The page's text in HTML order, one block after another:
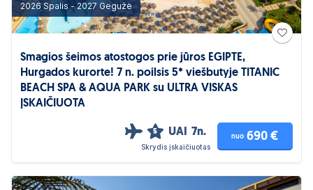
2026 Spalis - 2027 Gegužė
Smagios šeimos atostogos prie jūros EGIPTE,
Hurgados kurorte! 7 n. poilsis 5* viešbutyje TITANIC
BEACH SPA & AQUA PARK su ULTRA VISKAS
ĮSKAIČIUOTA
5 UAI 7n.
Skrydis įskaičiuotas
nuo 690 €